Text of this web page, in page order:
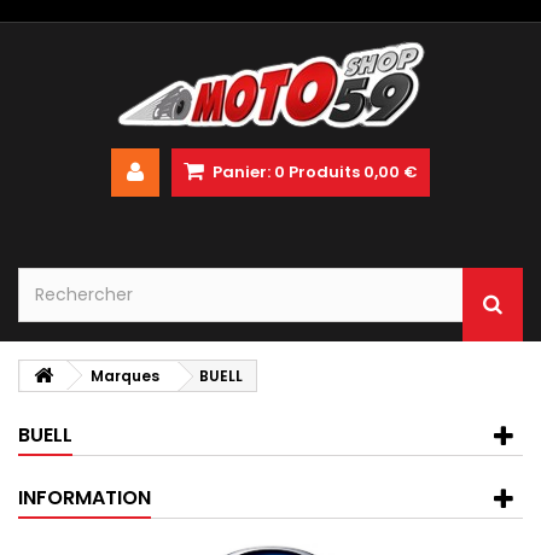
Panier: 0 Produits 0,00 €
Marques BUELL
BUELL
INFORMATION